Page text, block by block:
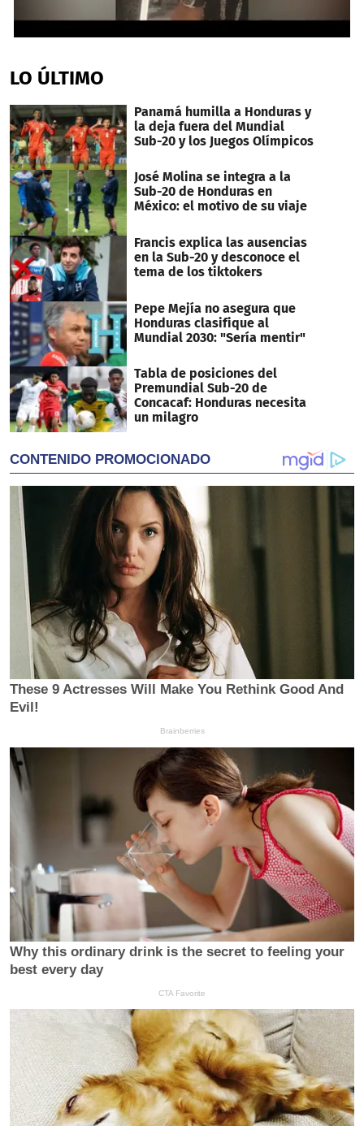
of
12
1
second
LO ÚLTIMO
Panamá humilla a Honduras y
la deja fuera del Mundial
Sub-20 y los Juegos Olímpicos
José Molina se integra a la
Sub-20 de Honduras en
México: el motivo de su viaje
Francis explica las ausencias
en la Sub-20 y desconoce el
tema de los tiktokers
Pepe Mejía no asegura que
Honduras clasifique al
Mundial 2030: "Sería mentir"
Tabla de posiciones del
Premundial Sub-20 de
Concacaf: Honduras necesita
un milagro